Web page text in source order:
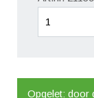
Opgelet: door